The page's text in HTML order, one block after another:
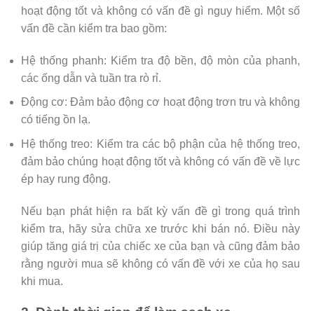
hoạt động tốt và không có vấn đề gì nguy hiểm. Một số
vấn đề cần kiểm tra bao gồm:
Hệ thống phanh: Kiểm tra độ bền, độ mòn của phanh,
các ống dẫn và tuần tra rò rỉ.
Động cơ: Đảm bảo động cơ hoạt động trơn tru và không
có tiếng ồn lạ.
Hệ thống treo: Kiểm tra các bộ phận của hệ thống treo,
đảm bảo chúng hoạt động tốt và không có vấn đề về lực
ép hay rung động.
Nếu bạn phát hiện ra bất kỳ vấn đề gì trong quá trình
kiểm tra, hãy sửa chữa xe trước khi bán nó. Điều này
giúp tăng giá trị của chiếc xe của bạn và cũng đảm bảo
rằng người mua sẽ không có vấn đề với xe của họ sau
khi mua.